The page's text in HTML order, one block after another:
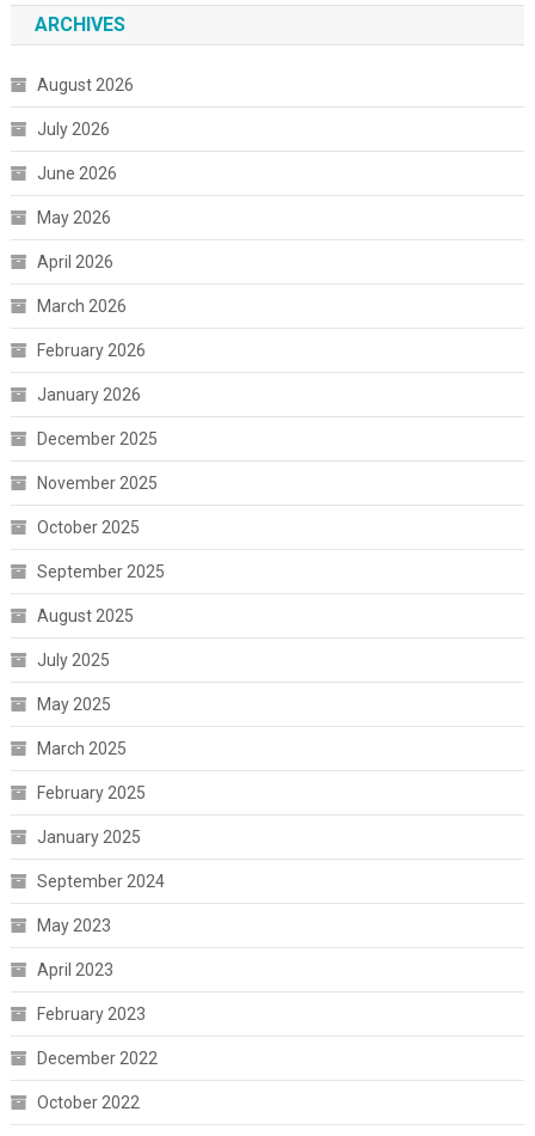
ARCHIVES
August 2026
July 2026
June 2026
May 2026
April 2026
March 2026
February 2026
January 2026
December 2025
November 2025
October 2025
September 2025
August 2025
July 2025
May 2025
March 2025
February 2025
January 2025
September 2024
May 2023
April 2023
February 2023
December 2022
October 2022